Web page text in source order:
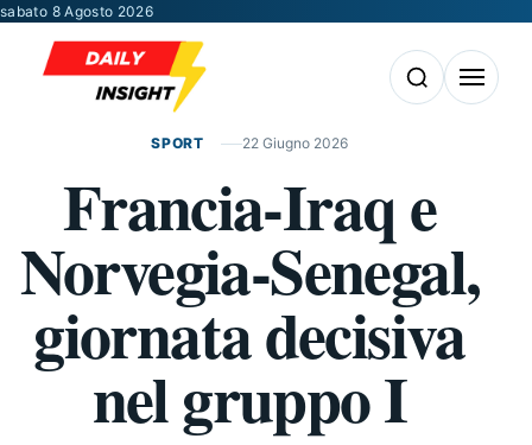
Vai al contenuto
sabato 8 Agosto 2026
Apri la ricerca
Apri il
SPORT 22 Giugno 2026
Francia-Iraq e
Norvegia-Senegal,
giornata decisiva
nel gruppo I